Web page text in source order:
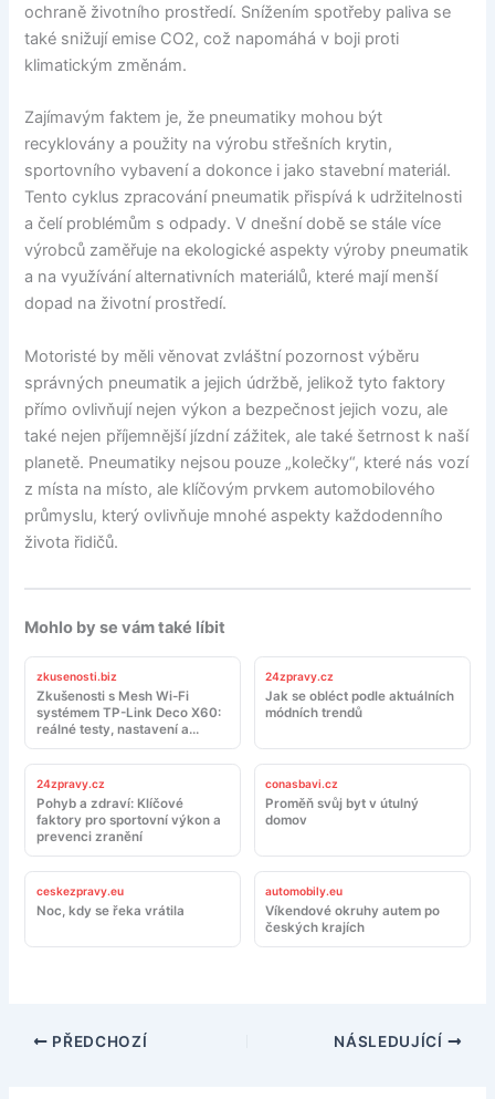
ochraně životního prostředí. Snížením spotřeby paliva se
také snižují emise CO2, což napomáhá v boji proti
klimatickým změnám.
Zajímavým faktem je, že pneumatiky mohou být
recyklovány a použity na výrobu střešních krytin,
sportovního vybavení a dokonce i jako stavební materiál.
Tento cyklus zpracování pneumatik přispívá k udržitelnosti
a čelí problémům s odpady. V dnešní době se stále více
výrobců zaměřuje na ekologické aspekty výroby pneumatik
a na využívání alternativních materiálů, které mají menší
dopad na životní prostředí.
Motoristé by měli věnovat zvláštní pozornost výběru
správných pneumatik a jejich údržbě, jelikož tyto faktory
přímo ovlivňují nejen výkon a bezpečnost jejich vozu, ale
také nejen příjemnější jízdní zážitek, ale také šetrnost k naší
planetě. Pneumatiky nejsou pouze „kolečky“, které nás vozí
z místa na místo, ale klíčovým prvkem automobilového
průmyslu, který ovlivňuje mnohé aspekty každodenního
života řidičů.
Mohlo by se vám také líbit
zkusenosti.biz
Zkušenosti s Mesh Wi-Fi
systémem TP-Link Deco X60:
reálné testy, nastavení a
doporučení
24zpravy.cz
Jak se obléct podle aktuálních
módních trendů
24zpravy.cz
Pohyb a zdraví: Klíčové
faktory pro sportovní výkon a
prevenci zranění
conasbavi.cz
Proměň svůj byt v útulný
domov
ceskezpravy.eu
Noc, kdy se řeka vrátila
automobily.eu
Víkendové okruhy autem po
českých krajích
PŘEDCHOZÍ NÁSLEDUJÍCÍ